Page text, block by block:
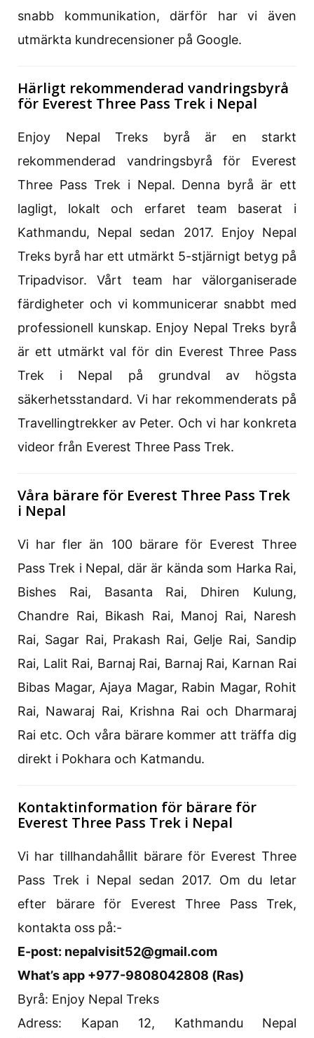
snabb kommunikation, därför har vi även
utmärkta kundrecensioner på Google.
Härligt rekommenderad vandringsbyrå
för Everest Three Pass Trek i Nepal
Enjoy Nepal Treks byrå är en starkt
rekommenderad vandringsbyrå för Everest
Three Pass Trek i Nepal. Denna byrå är ett
lagligt, lokalt och erfaret team baserat i
Kathmandu, Nepal sedan 2017. Enjoy Nepal
Treks byrå har ett utmärkt 5-stjärnigt betyg på
Tripadvisor. Vårt team har välorganiserade
färdigheter och vi kommunicerar snabbt med
professionell kunskap. Enjoy Nepal Treks byrå
är ett utmärkt val för din Everest Three Pass
Trek i Nepal på grundval av högsta
säkerhetsstandard. Vi har rekommenderats på
Travellingtrekker av Peter. Och vi har konkreta
videor från Everest Three Pass Trek.
Våra bärare för Everest Three Pass Trek
i Nepal
Vi har fler än 100 bärare för Everest Three
Pass Trek i Nepal, där är kända som Harka Rai,
Bishes Rai, Basanta Rai, Dhiren Kulung,
Chandre Rai, Bikash Rai, Manoj Rai, Naresh
Rai, Sagar Rai, Prakash Rai, Gelje Rai, Sandip
Rai, Lalit Rai, Barnaj Rai, Barnaj Rai, Karnan Rai
Bibas Magar, Ajaya Magar, Rabin Magar, Rohit
Rai, Nawaraj Rai, Krishna Rai och Dharmaraj
Rai etc. Och våra bärare kommer att träffa dig
direkt i Pokhara och Katmandu.
Kontaktinformation för bärare för
Everest Three Pass Trek i Nepal
Vi har tillhandahållit bärare för Everest Three
Pass Trek i Nepal sedan 2017. Om du letar
efter bärare för Everest Three Pass Trek,
kontakta oss på:-
E-post: nepalvisit52@gmail.com
What’s app +977-9808042808 (Ras)
Byrå: Enjoy Nepal Treks
Adress: Kapan 12, Kathmandu Nepal